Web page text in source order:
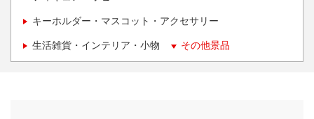
キーホルダー・マスコット・アクセサリー
生活雑貨・インテリア・小物 その他景品